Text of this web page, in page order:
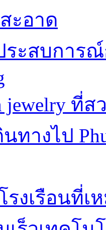
ะอาด
ระสบการ
jewelry ที่
ทางไป
งเรือนที่เ